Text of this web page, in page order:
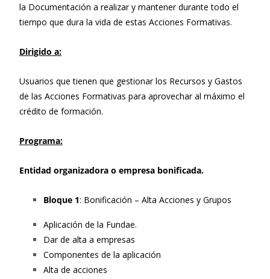
la Documentación a realizar y mantener durante todo el
tiempo que dura la vida de estas Acciones Formativas.
Dirigido a:
Usuarios que tienen que gestionar los Recursos y Gastos
de las Acciones Formativas para aprovechar al máximo el
crédito de formación.
Programa:
Entidad organizadora o empresa bonificada.
Bloque 1: Bonificación – Alta Acciones y Grupos
Aplicación de la Fundae.
Dar de alta a empresas
Componentes de la aplicación
Alta de acciones